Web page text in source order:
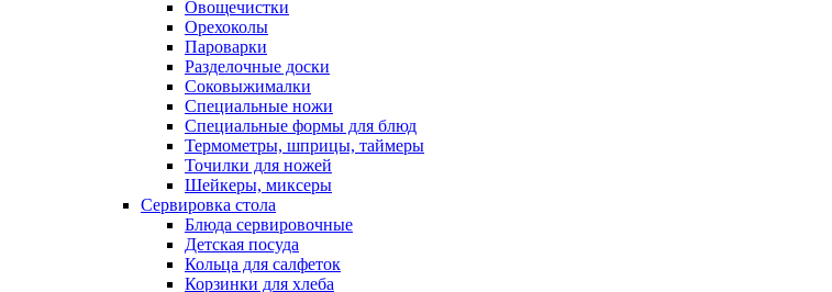
Овощечистки
Орехоколы
Пароварки
Разделочные доски
Соковыжималки
Специальные ножи
Специальные формы для блюд
Термометры, шприцы, таймеры
Точилки для ножей
Шейкеры, миксеры
Сервировка стола
Блюда сервировочные
Детская посуда
Кольца для салфеток
Корзинки для хлеба